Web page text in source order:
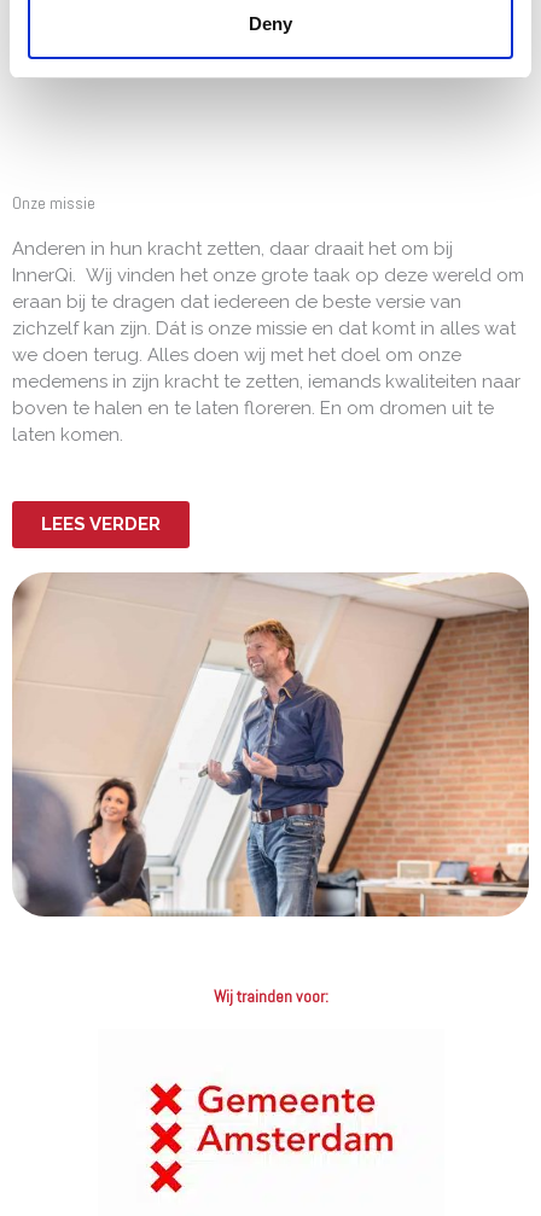
Deny
Onze missie
Anderen in hun kracht zetten, daar draait het om bij
InnerQi. Wij vinden het onze grote taak op deze wereld om
eraan bij te dragen dat iedereen de beste versie van
zichzelf kan zijn. Dát is onze missie en dat komt in alles wat
we doen terug. Alles doen wij met het doel om onze
medemens in zijn kracht te zetten, iemands kwaliteiten naar
boven te halen en te laten floreren. En om dromen uit te
laten komen.
LEES VERDER
Wij trainden voor: